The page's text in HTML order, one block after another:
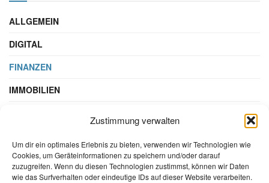
Zustimmung verwalten
Um dir ein optimales Erlebnis zu bieten, verwenden wir Technologien wie
Cookies, um Geräteinformationen zu speichern und/oder darauf
zuzugreifen. Wenn du diesen Technologien zustimmst, können wir Daten
wie das Surfverhalten oder eindeutige IDs auf dieser Website verarbeiten.
ALLGEMEIN
DIGITAL
FINANZEN
IMMOBILIEN